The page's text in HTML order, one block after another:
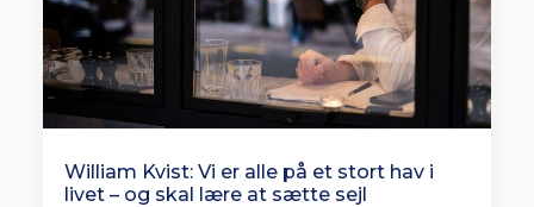
William Kvist: Vi er alle på et stort hav i
livet – og skal lære at sætte sejl